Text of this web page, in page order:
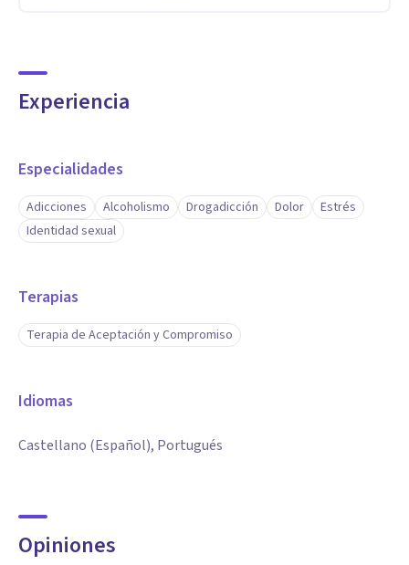
Experiencia
Especialidades
Adicciones Alcoholismo Drogadicción Dolor
Estrés
Identidad sexual
Terapias
Terapia de Aceptación y Compromiso
Idiomas
Castellano (Español), Portugués
Opiniones